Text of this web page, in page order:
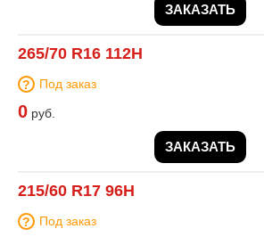
ЗАКАЗАТЬ
265/70 R16 112H
Под заказ
0 руб.
ЗАКАЗАТЬ
215/60 R17 96H
Под заказ